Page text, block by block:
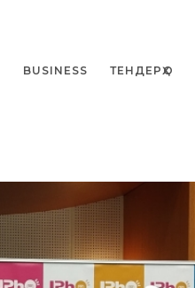
BUSINESS ТЕНДЕРҲО